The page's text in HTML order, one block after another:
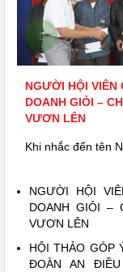
NGƯỜI HỘI VIÊN
DOANH GIỎI –
VƯƠN LÊN
Khi nhắc đến tên
NGƯỜI HỘI
DOANH GIỎI –
VƯƠN LÊN
HỘI THẢO GÓP
ĐOÀN AN